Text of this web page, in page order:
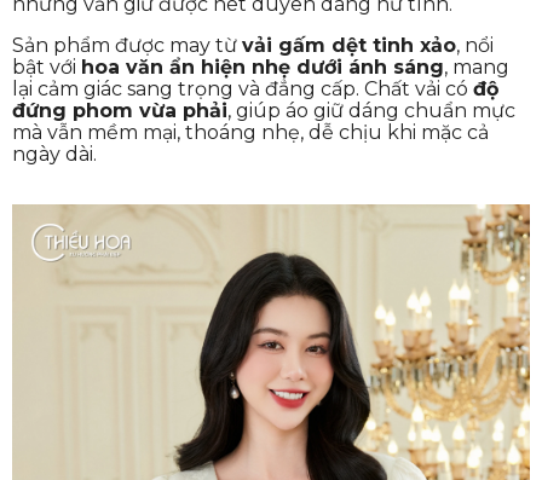
Sản phẩm được may từ vải gấm dệt tinh xảo, nổi
bật với hoa văn ẩn hiện nhẹ dưới ánh sáng, mang
lại cảm giác sang trọng và đẳng cấp. Chất vải có độ
đứng phom vừa phải, giúp áo giữ dáng chuẩn mực
mà vẫn mềm mại, thoáng nhẹ, dễ chịu khi mặc cả
ngày dài.